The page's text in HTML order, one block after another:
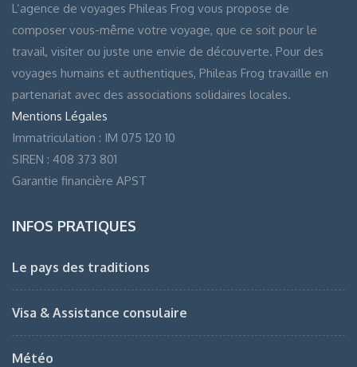
L’agence de voyages Phileas Frog vous propose de
composer vous-même votre voyage, que ce soit pour le
travail, visiter ou juste une envie de découverte. Pour des
voyages humains et authentiques, Phileas Frog travaille en
partenariat avec des associations solidaires locales.
Mentions Légales
Immatriculation : IM 075 120 10
SIREN : 408 373 801
Garantie financière APST
INFOS PRATIQUES
Le pays des traditions
Visa & Assistance consulaire
Météo